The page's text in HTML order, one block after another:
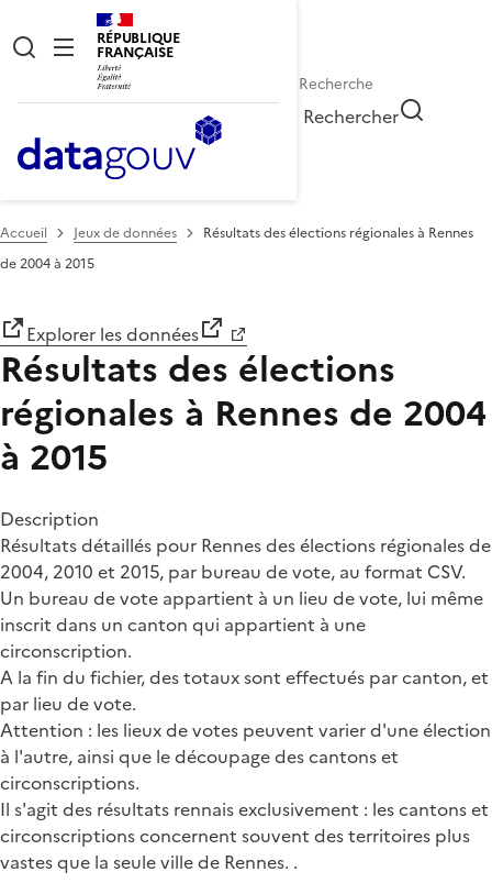
RÉPUBLIQUE
FRANÇAISE
Rechercher
Accueil Jeux de données
Résultats des élections régionales à Rennes
de 2004 à 2015
Explorer les données
Résultats des élections
régionales à Rennes de 2004
à 2015
Description
Résultats détaillés pour Rennes des élections régionales de
2004, 2010 et 2015, par bureau de vote, au format CSV.
Un bureau de vote appartient à un lieu de vote, lui même
inscrit dans un canton qui appartient à une
circonscription.
A la fin du fichier, des totaux sont effectués par canton, et
par lieu de vote.
Attention : les lieux de votes peuvent varier d'une élection
à l'autre, ainsi que le découpage des cantons et
circonscriptions.
Il s'agit des résultats rennais exclusivement : les cantons et
circonscriptions concernent souvent des territoires plus
vastes que la seule ville de Rennes. .